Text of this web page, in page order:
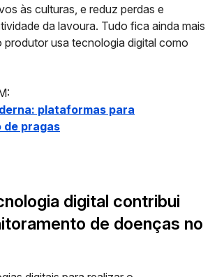
às culturas, e reduz perdas e
da lavoura. Tudo fica ainda mais
usa tecnologia digital como
plataformas para
de pragas
digital contribui
de doenças no